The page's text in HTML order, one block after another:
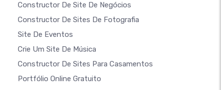
Constructor De Site De Negócios
Constructor De Sites De Fotografia
Site De Eventos
Crie Um Site De Música
Constructor De Sites Para Casamentos
Portfólio Online Gratuito